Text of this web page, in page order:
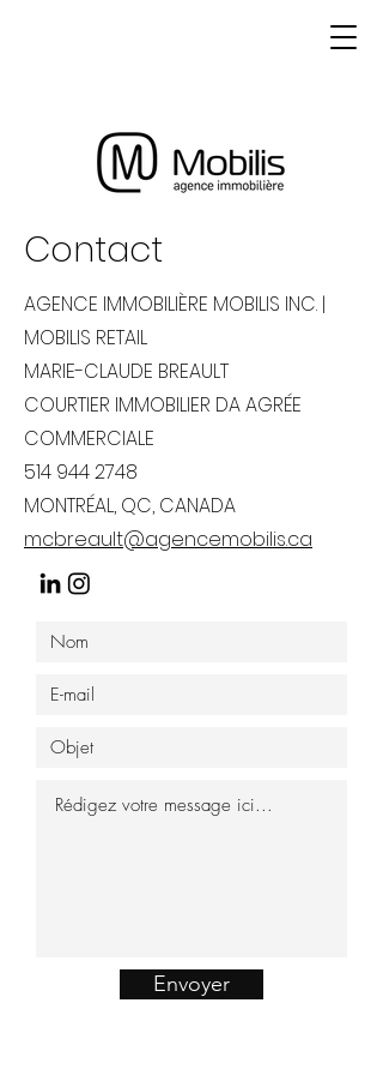
Contact
AGENCE IMMOBILIÈRE MOBILIS INC. |
MOBILIS RETAIL
MARIE-CLAUDE BREAULT
COURTIER IMMOBILIER DA AGRÉE
COMMERCIALE
514 944 2748
MONTRÉAL, QC, CANADA
mcbreault@agencemobilis.ca
Envoyer